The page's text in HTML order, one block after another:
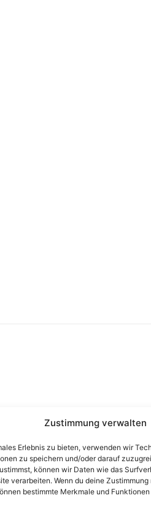
Zustimmung verwalten
Erlebnis zu bieten, verwenden wir
zu speichern und/oder darauf
können wir Daten wie das
verarbeiten. Wenn du deine
bestimmte Merkmale und